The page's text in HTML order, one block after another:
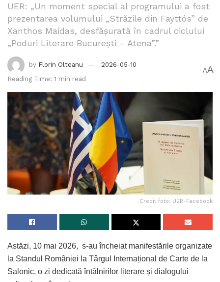
UER: „Un moment special al programului a fost
prezentarea volumului „Străzile din Fayttós” de
Xanthos Maidas, desfășurată în cadrul ciclului
„Poduri Literare București – Atena”.”
by Florin Olteanu
2026-05-10
Reading Time: 1 min read
AA
Credit foto: UER-Facebook
Astăzi, 10 mai 2026, s-au încheiat manifestările organizate
la Standul României la Târgul Internațional de Carte de la
Salonic, o zi dedicată întâlnirilor literare și dialogului